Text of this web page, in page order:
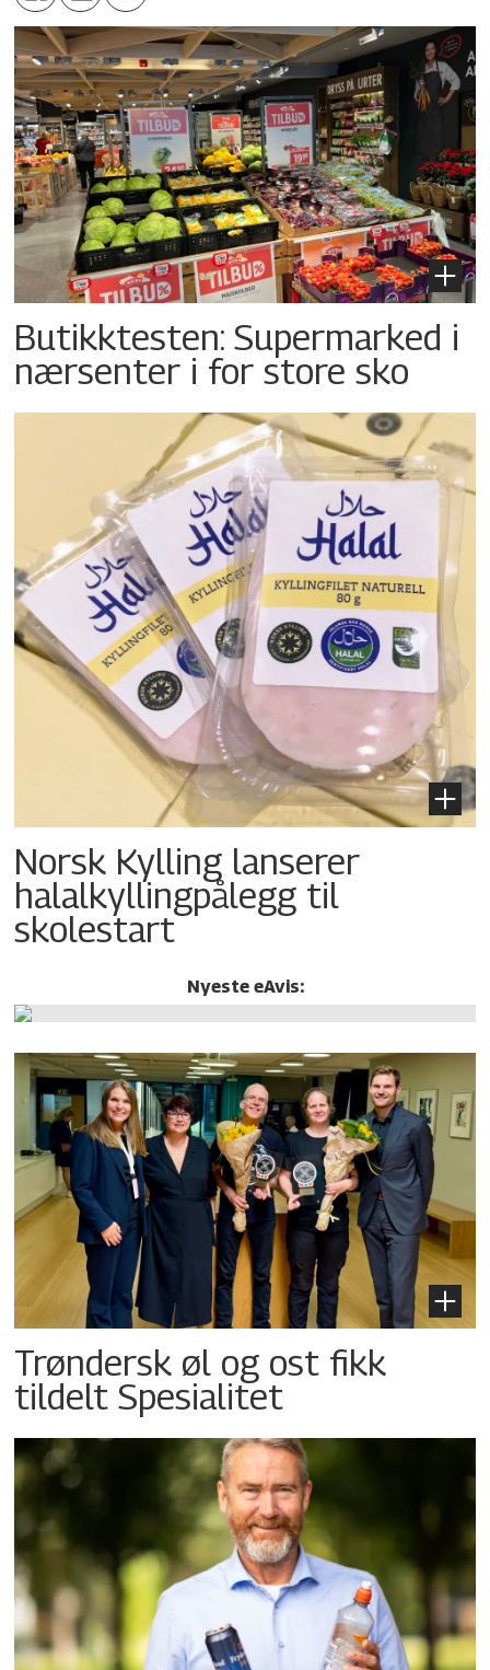
Butikktesten: Supermarked i
nærsenter i for store sko
Norsk Kylling lanserer
halalkylling­pålegg til
skolestart
Nyeste eAvis:
Trøndersk øl og ost fikk
tildelt Spesialitet